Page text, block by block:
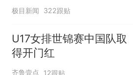
500杯，店员：今天奶茶
时
极目新闻 322跟贴
U17女排世锦赛中国队取
得开门红
齐鲁壹点 12跟贴